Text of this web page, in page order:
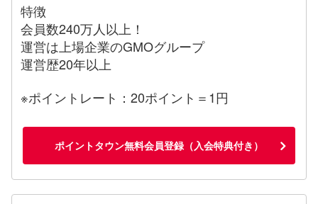
特徴
会員数240万人以上！
運営は上場企業のGMOグループ
運営歴20年以上
※ポイントレート：20ポイント＝1円
ポイントタウン無料会員登録（入会特典付き）